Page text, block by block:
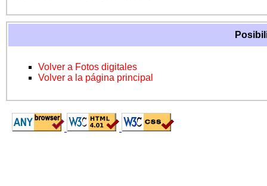
Volver a Fotos digitales
Volver a la página principal